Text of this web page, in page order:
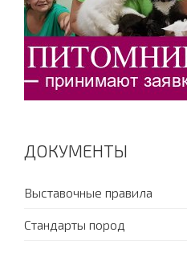
ДОКУМЕНТЫ
Выставочные правила
Стандарты пород